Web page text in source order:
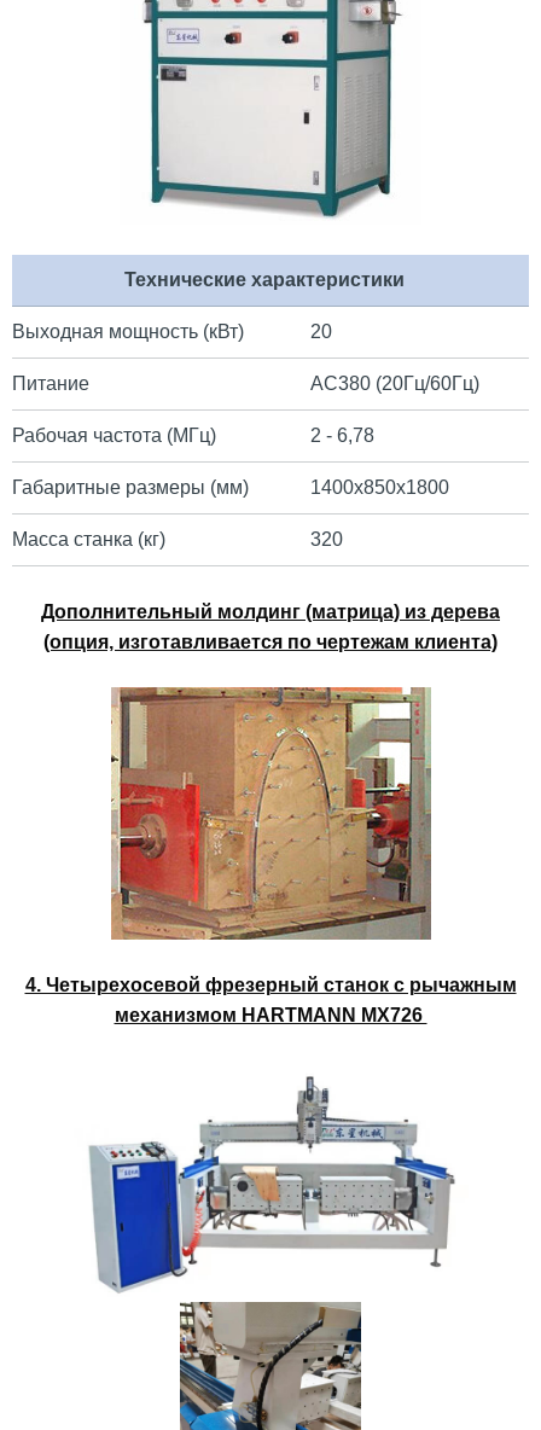
Технические характеристики
Выходная мощность (кВт) 20
Питание АС380 (20Гц/60Гц)
Рабочая частота (МГц) 2 - 6,78
Габаритные размеры (мм) 1400х850х1800
Масса станка (кг) 320
Дополнительный молдинг (матрица) из дерева
(опция, изготавливается по чертежам клиента)
4. Четырехосевой фрезерный станок с рычажным
механизмом HARTMANN MX726